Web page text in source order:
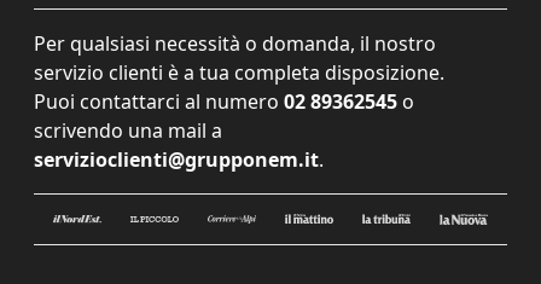
Per qualsiasi necessità o domanda, il nostro
servizio clienti è a tua completa disposizione.
Puoi contattarci al numero 02 89362545 o
scrivendo una mail a
servizioclienti@grupponem.it.